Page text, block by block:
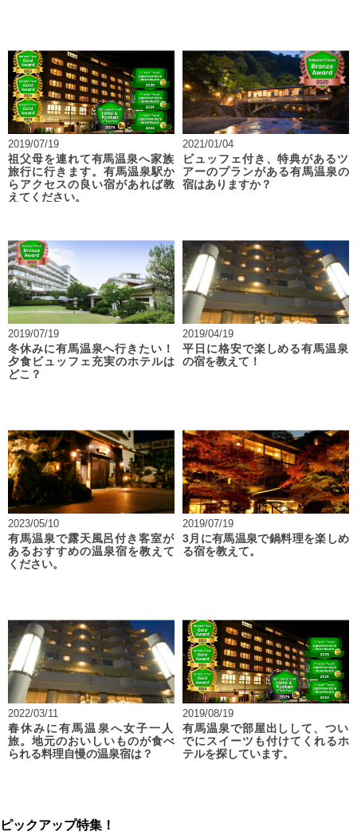
2019/07/19
祖父母を連れて有馬温泉へ家族
旅行に行きます。有馬温泉駅か
らアクセスの良い宿があれば教
えてください。
2021/01/04
ビュッフェ付き、特典があるツ
アーのプランがある有馬温泉の
宿はありますか？
2019/07/19
冬休みに有馬温泉へ行きたい！
夕食ビュッフェ充実のホテルは
どこ？
2019/04/19
平日に格安で楽しめる有馬温泉
の宿を教えて！
2023/05/10
有馬温泉で露天風呂付き客室が
あるおすすめの温泉宿を教えて
ください。
2019/07/19
3月に有馬温泉で鍋料理を楽しめ
る宿を教えて。
2022/03/11
春休みに有馬温泉へ女子一人
旅。地元のおいしいものが食べ
られる料理自慢の温泉宿は？
2019/08/19
有馬温泉で部屋出しして、つい
でにスイーツも付けてくれるホ
テルを探しています。
ピックアップ特集！